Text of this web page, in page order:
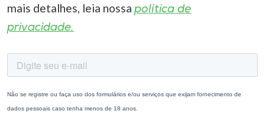
mais detalhes, leia nossa política de
privacidade.